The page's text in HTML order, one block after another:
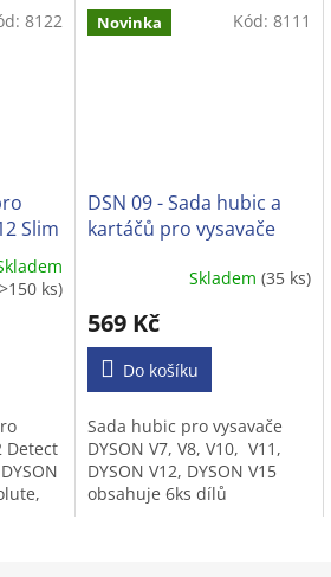
Slim
ks)
Detect
8122 Novinka
DSN 09 - Sada hubic a
kartáčů pro vysavače
produktu
je
5,0
z
5
hvězdiček.
Skladem(35 ks)
569 Kč
Do košíku
Sada hubic pro vysavače
DYSON V7, V8, V10, V11,
DYSON V12, DYSON V15
obsahuje 6ks dílů
Kód:8111